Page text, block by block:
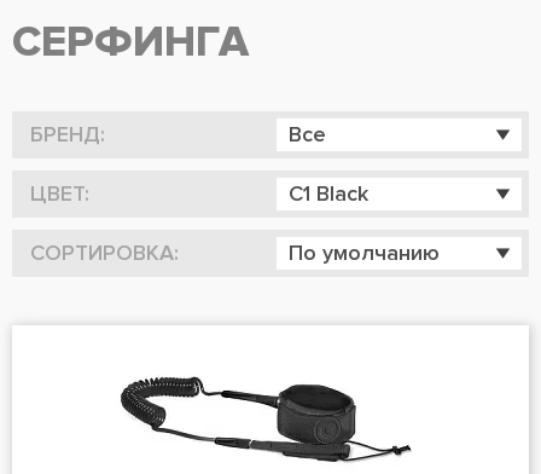
СЕРФИНГА
БРЕНД: Все
ЦВЕТ: C1 Black
СОРТИРОВКА: По умолчанию